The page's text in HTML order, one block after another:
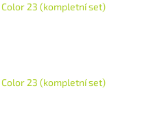
23 (kompletní set)
23 (kompletní set)